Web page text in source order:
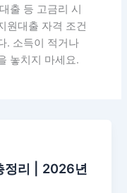
출 등 고금리 시
원대출 자격 조건
. 소득이 적거나
놓치지 마세요.
정리 | 2026년